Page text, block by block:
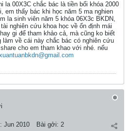
la 00X3C chắc bác là tiền bối khóa 2000
em thấy bác khi học năm 5 ma nghien
la sinh viên năm 5 khóa 06X3c BKDN,
nghiên cứu khoa học về ổn định mái
gi để tham khảo cả, mà cũng ko biết
làm về cái này chắc bác có nghiên cứu
cho em tham khao với nhé. nếu
Jun 2010 Bài gởi: 2